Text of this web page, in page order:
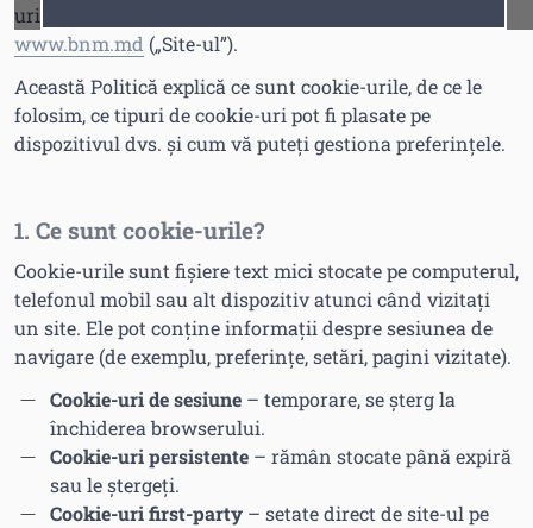
uri și tehnologii similare atunci când vizitați site-ul
www.bnm.md („Site-ul”).
Această Politică explică ce sunt cookie-urile, de ce le
folosim, ce tipuri de cookie-uri pot fi plasate pe
dispozitivul dvs. și cum vă puteți gestiona preferințele.
1. Ce sunt cookie-urile?
Cookie-urile sunt fișiere text mici stocate pe computerul,
telefonul mobil sau alt dispozitiv atunci când vizitați
un site. Ele pot conține informații despre sesiunea de
navigare (de exemplu, preferințe, setări, pagini vizitate).
Cookie-uri de sesiune – temporare, se șterg la
închiderea browserului.
Cookie-uri persistente – rămân stocate până expiră
sau le ștergeți.
Cookie-uri first-party – setate direct de site-ul pe